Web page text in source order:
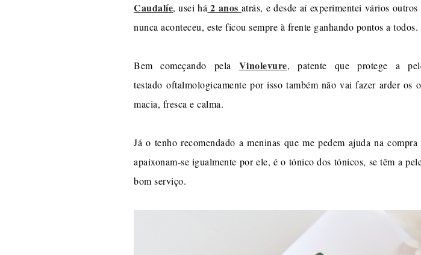
Caudalíe, usei há 2 anos atrás, e desde aí experimentei vários
nunca aconteceu, este ficou sempre à frente ganhando pontos a
Bem começando pela Vinolevure, patente que protege a
testado oftalmologicamente por isso também não vai fazer arder
macia, fresca e calma.
Já o tenho recomendado a meninas que me pedem ajuda na
apaixonam-se igualmente por ele, é o tónico dos tónicos, se têm a
bom serviço.